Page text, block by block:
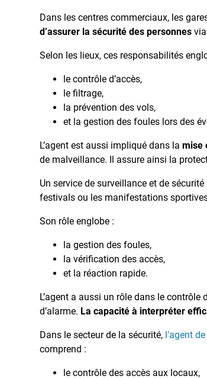
Dans les centres commerciaux, les
d’assurer la sécurité des personnes
Selon les lieux, ces responsabilités
le contrôle d’accès,
le filtrage,
la prévention des vols,
et la gestion des foules lors des
L’agent est aussi impliqué dans lamise
de malveillance. Il assure ainsi la
Un service de surveillance et de
festivals ou les manifestations
Son rôle englobe :
la gestion des foules,
la vérification des accès,
et la réaction rapide.
L’agent a aussi un rôle dans le
d’alarme. La capacité à interpréter
Dans le secteur de la sécurité, l’agent
comprend :
le contrôle des accès aux locaux,